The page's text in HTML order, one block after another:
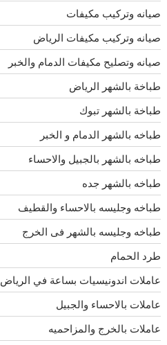
صيانه وتركيب مكيفات
صيانه وتركيب مكيفات الرياض
صيانه وتصليح مكيفات الدمام والخبر
طباخة بالشهر الرياض
طباخة بالشهر تبوك
طباخه بالشهر الدمام و الخبر
طباخه بالشهر بالجبيل والاحساء
طباخه بالشهر جده
طباخه وجليسه بالاحساء والقطيف
طباخه وجليسه بالشهر فى الخرج
طرد الحمام
عاملات اندونيسيات بساعة في الرياض
عاملات بالاحساء والجبيل
عاملات بالخرج والمزاحميه